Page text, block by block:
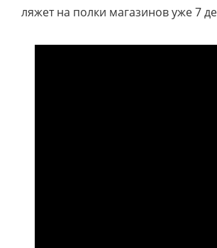
ляжет на полки магазинов уже 7